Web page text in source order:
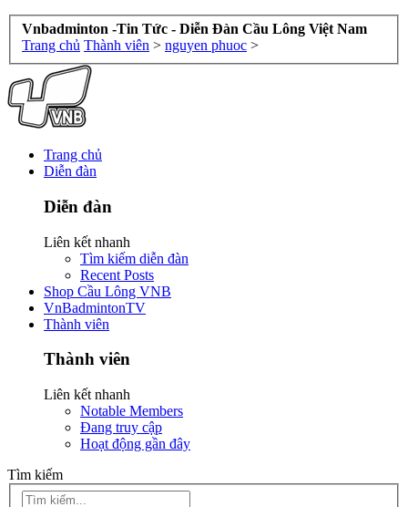
Vnbadminton -Tin Tức - Diễn Đàn Cầu Lông Việt Nam
Trang chủ Thành viên > nguyen phuoc >
Trang chủ
Diễn đàn
Diễn đàn
Liên kết nhanh
Tìm kiếm diễn đàn
Recent Posts
Shop Cầu Lông VNB
VnBadmintonTV
Thành viên
Thành viên
Liên kết nhanh
Notable Members
Đang truy cập
Hoạt động gần đây
Tìm kiếm